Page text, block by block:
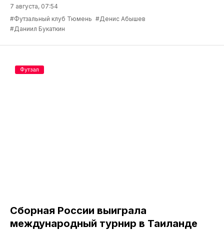
7 августа, 07:54
#Футзальный клуб Тюмень #Денис Абышев
#Даниил Букаткин
Сборная России выиграла
международный турнир в Таиланде
Футзал